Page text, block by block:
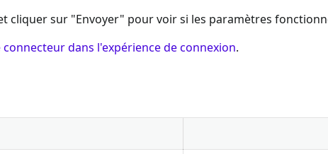
cliquer sur "Envoyer" pour voir si les paramètres
connecteur dans l'expérience de connexion.